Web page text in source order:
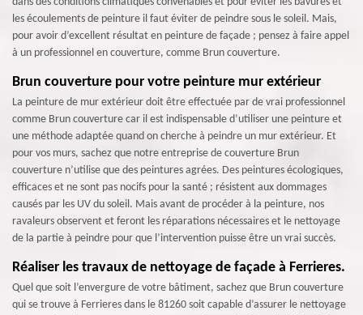
les écoulements de peinture il faut éviter de peindre sous le soleil. Mais,
pour avoir d’excellent résultat en peinture de façade ; pensez à faire appel
à un professionnel en couverture, comme Brun couverture.
Brun couverture pour votre peinture mur extérieur
La peinture de mur extérieur doit être effectuée par de vrai professionnel
comme Brun couverture car il est indispensable d’utiliser une peinture et
une méthode adaptée quand on cherche à peindre un mur extérieur. Et
pour vos murs, sachez que notre entreprise de couverture Brun
couverture n’utilise que des peintures agrées. Des peintures écologiques,
efficaces et ne sont pas nocifs pour la santé ; résistent aux dommages
causés par les UV du soleil. Mais avant de procéder à la peinture, nos
ravaleurs observent et feront les réparations nécessaires et le nettoyage
de la partie à peindre pour que l’intervention puisse être un vrai succès.
Réaliser les travaux de nettoyage de façade à Ferrieres.
Quel que soit l’envergure de votre bâtiment, sachez que Brun couverture
qui se trouve à Ferrieres dans le 81260 soit capable d’assurer le nettoyage